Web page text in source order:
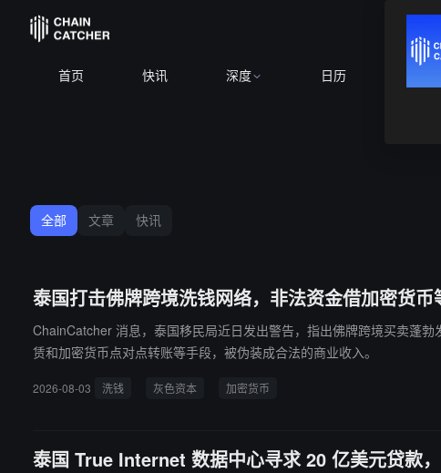
首页 快讯 深度 日历
全部 文章 快讯
泰国打击佛牌跨境洗钱网络，非法资金借加密货
ChainCatcher 消息，泰国移民局近日发出警告，指出佛牌跨境买卖蓬
赁和加密货币点对点转账等手段，被伪装成合法的商业收入。
2026-08-03 洗钱 灰色资本 加密货币
泰国 True Internet 数据中心寻求 20 亿美元贷款